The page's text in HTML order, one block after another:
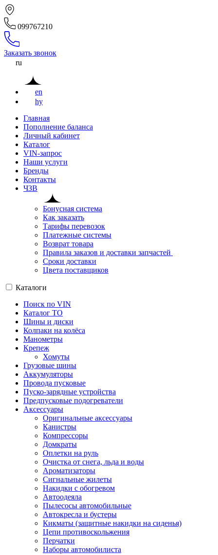
099767210
Заказать звонок
ru
en
hy
Главная
Пополнение баланса
Личный кабинет
Каталог
VIN-запрос
Наши услуги
Бренды
Контакты
ЧЗВ
Бонусная система
Как заказать
Тарифы перевозок
Платежные системы
Возврат товара
Правила заказов и доставки запчастей
Сроки доставки
Цвета поставщиков
Каталоги
Поиск по VIN
Каталог ТО
Шины и диски
Колпаки на колёса
Манометры
Крепеж
Хомуты
Грузовые шины
Аккумуляторы
Провода пусковые
Пуско-зарядные устройства
Предпусковые подогреватели
Аксессуары
Оригинальные аксессуары
Канистры
Компрессоры
Домкраты
Оплетки на руль
Очистка от снега, льда и воды
Ароматизаторы
Сигнальные жилеты
Накидки с обогревом
Автоодеяла
Пылесосы автомобильные
Автокресла и бустеры
Кикматы (защитные накидки на сиденья)
Цепи противоскольжения
Перчатки
Наборы автомобилиста